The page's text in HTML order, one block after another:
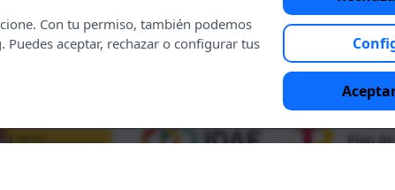
Con tu permiso, también podemos
aceptar, rechazar o configurar tus